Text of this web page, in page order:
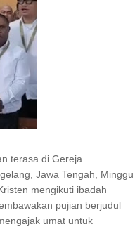
terasa di Gereja
Jawa Tengah, Minggu
mengikuti ibadah
pujian berjudul
umat untuk
KE-78 TAHUN RI, SD GMIM 5
JALAN SEHAT PROGRAM
MERDEKA BELAJAR